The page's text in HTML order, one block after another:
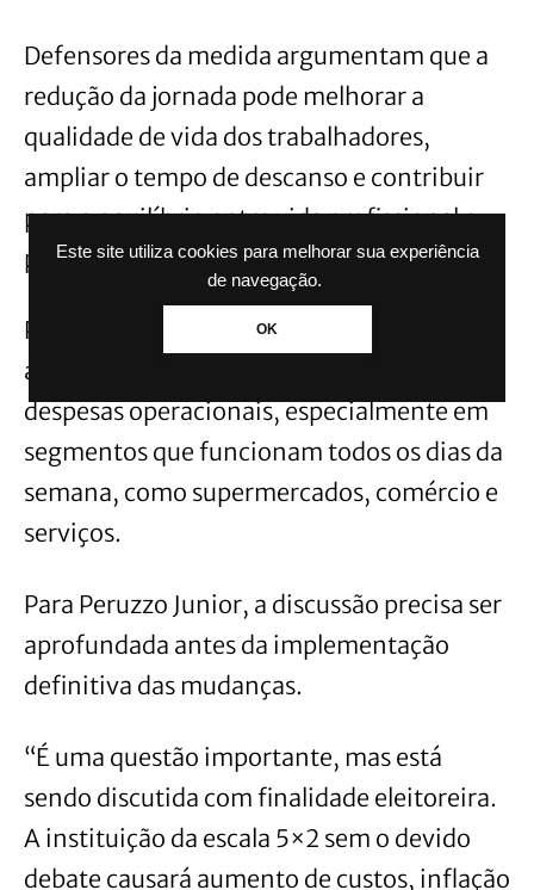
Este site utiliza cookies para melhorar sua experiência
de navegação.
OK
Defensores da medida argumentam que a
redução da jornada pode melhorar a
qualidade de vida dos trabalhadores,
ampliar o tempo de descanso e contribuir
para o equilíbrio entre vida profissional e
pessoal.
Por outro lado, entidades empresariais
afirmam que a mudança pode aumentar
despesas operacionais, especialmente em
segmentos que funcionam todos os dias da
semana, como supermercados, comércio e
serviços.
Para Peruzzo Junior, a discussão precisa ser
aprofundada antes da implementação
definitiva das mudanças.
“É uma questão importante, mas está
sendo discutida com finalidade eleitoreira.
A instituição da escala 5×2 sem o devido
debate causará aumento de custos, inflação